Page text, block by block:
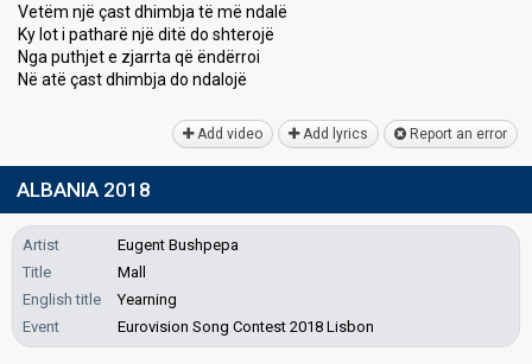
Vetëm një çast dhimbja të më ndalë
Ky lot i patharë një ditë do shterojë
Nga puthjet e zjarrta që ëndërroi
Në atë çaѕt dhimbja do ndаlojë
Add video Add lyrics Report an error
ALBANIA 2018
Artist
Eugent Bushpepa
Title
Mall
English title
Yearning
Event
Eurovision Song Contest 2018 Lisbon